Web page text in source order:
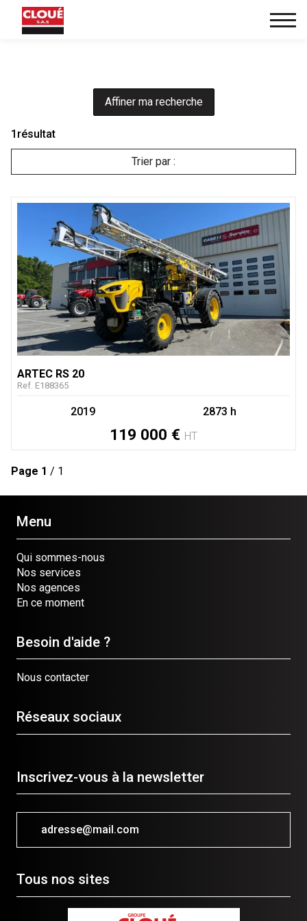
1 résultat
Trier par :
Affiner ma recherche
ARTEC RS 20
Ref. E188365
2019 2873 h
119 000 € HT
Page 1 / 1
Menu
Qui sommes-nous
Nos services
Nos agences
En ce moment
Besoin d'aide ?
Nous contacter
Réseaux sociaux
Inscrivez-vous à la newsletter
adresse@mail.com
Tous nos sites